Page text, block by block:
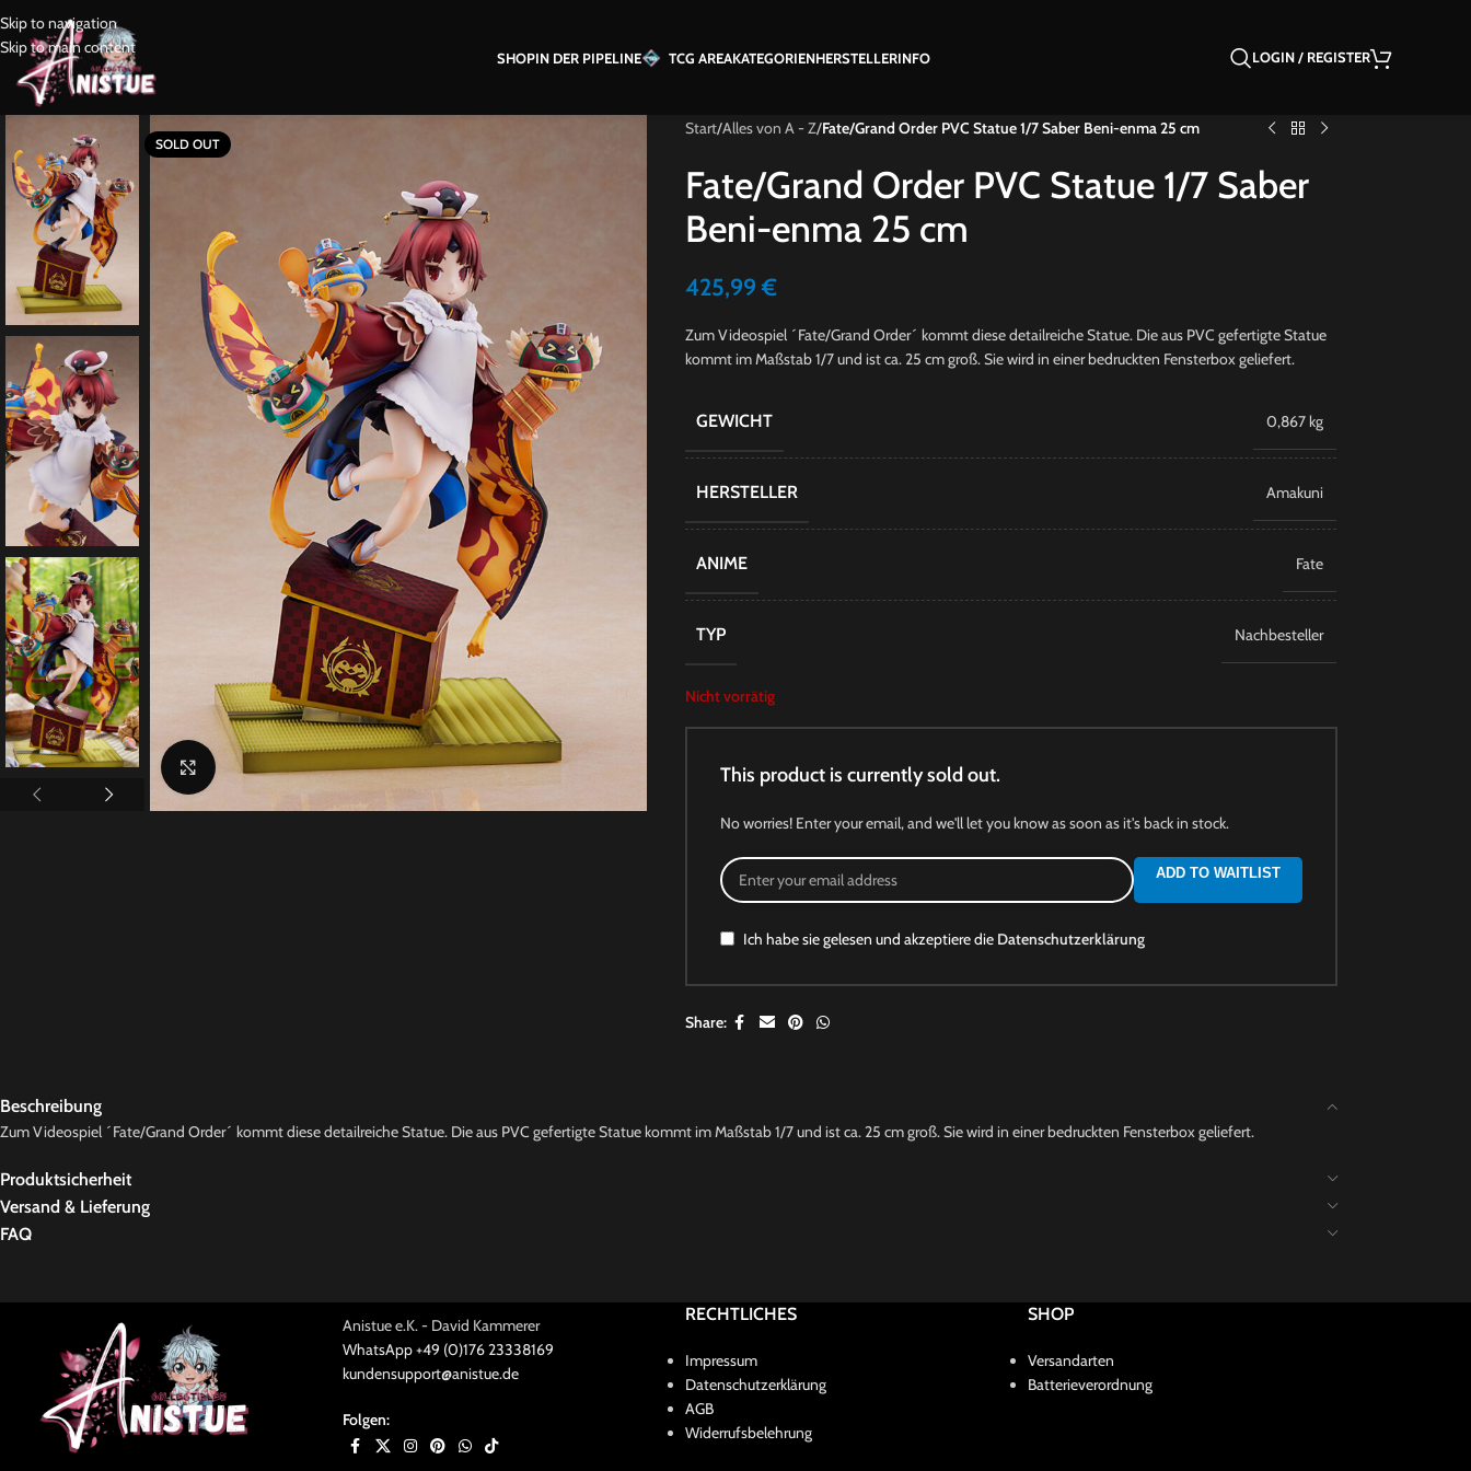
Skip to navigation
Skip to main content
SHOPIN DER PIPELINE TCG AREAKATEGORIENHERSTELLERINFO LOGIN / REGISTER
SOLD OUT
Click to enlarge
Start/Alles von A - Z/Fate/Grand Order PVC Statue 1/7 Saber Beni-enma 25 cm
Fate/Grand Order PVC Statue 1/7 Saber
Beni-enma 25 cm
425,99€
Zum Videospiel ´Fate/Grand Order´ kommt diese detailreiche Statue. Die aus PVC gefertigte Statue
kommt im Maßstab 1/7 und ist ca. 25 cm groß. Sie wird in einer bedruckten Fensterbox geliefert.
GEWICHT 0,867 kg
HERSTELLER Amakuni
ANIME Fate
TYP Nachbesteller
Nicht vorrätig
This product is currently sold out.
No worries! Enter your email, and we'll let you know as soon as it's back in stock.
ADD TO WAITLIST
Ich habe sie gelesen und akzeptiere die Datenschutzerklärung
Share:
Beschreibung
Zum Videospiel ´Fate/Grand Order´ kommt diese detailreiche Statue. Die aus PVC gefertigte Statue kommt im Maßstab 1/7 und ist ca. 25 cm groß. Sie wird in einer bedruckten Fensterbox geliefert.
Produktsicherheit
Versand & Lieferung
FAQ
Anistue e.K. - David Kammerer
WhatsApp +49 (0)176 23338169
kundensupport@anistue.de
Folgen:
RECHTLICHES
Impressum
Datenschutzerklärung
AGB
Widerrufsbelehrung
SHOP
Versandarten
Batterieverordnung